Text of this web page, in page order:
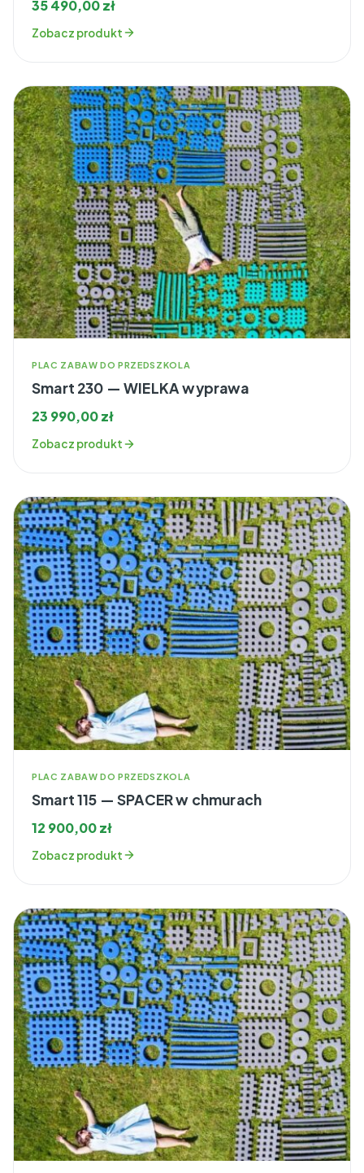
35 490,00zł
Zobacz produkt
PLAC ZABAW DO PRZEDSZKOLA
Smart 230 — WIELKA wyprawa
23 990,00zł
Zobacz produkt
PLAC ZABAW DO PRZEDSZKOLA
Smart 115 — SPACER w chmurach
12 900,00zł
Zobacz produkt